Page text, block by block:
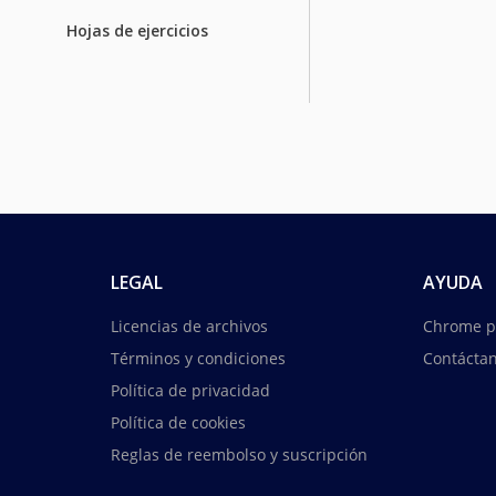
Hojas de ejercicios
LEGAL
Licencias de archivos
Términos y condiciones
Política de privacidad
Política de cookies
Reglas de reembolso y suscripción
AYUDA
Chrome